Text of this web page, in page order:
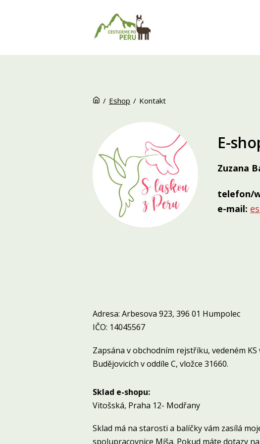
/ Eshop / Kontakt
E-
Zuzana
telefon/
e-mail:
Adresa: Arbesova 923, 396 01 Humpolec
IČO: 14045567
Zapsána v obchodním rejstříku, vedeném KS
Budějovicích v oddíle C, vložce 31660.
Sklad e-shopu:
Vitošská, Praha 12- Modřany
Sklad má na starosti a balíčky vám zasílá
spolupracovnice Míša. Pokud máte dotazy